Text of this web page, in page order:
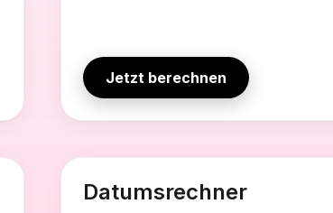
Jetzt berechnen
Datumsrechner
Was dieses Tool enthält
Tage, Wochen und Monate ab heute